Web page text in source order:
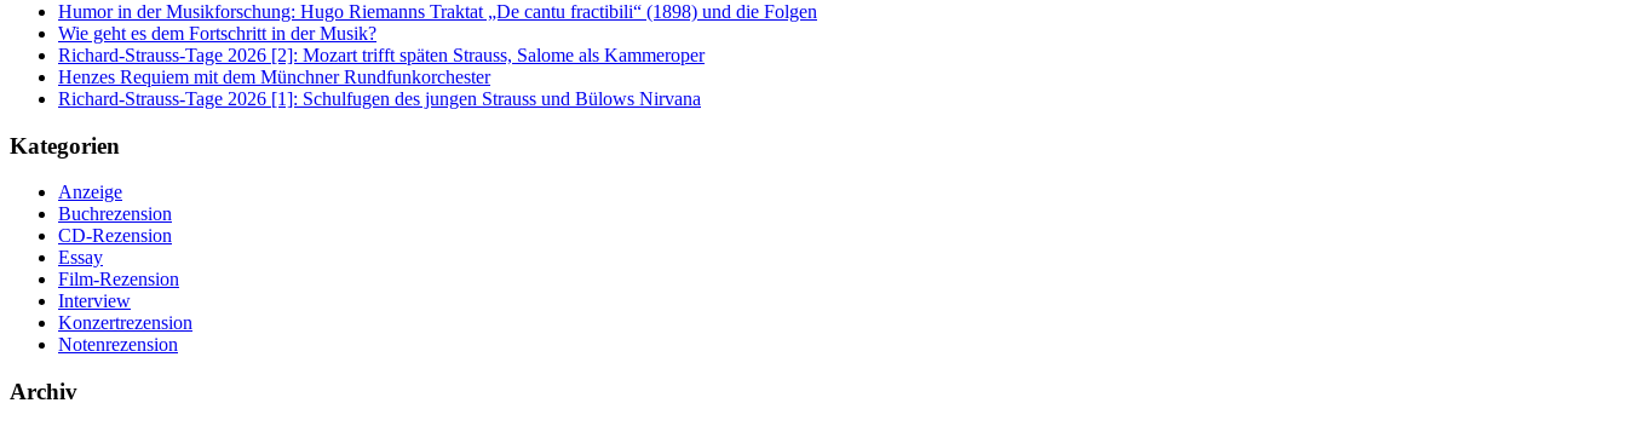
Humor in der Musikforschung: Hugo Riemanns Traktat „De cantu fractibili“ (1898) und die Folgen
Wie geht es dem Fortschritt in der Musik?
Richard-Strauss-Tage 2026 [2]: Mozart trifft späten Strauss, Salome als Kammeroper
Henzes Requiem mit dem Münchner Rundfunkorchester
Richard-Strauss-Tage 2026 [1]: Schulfugen des jungen Strauss und Bülows Nirvana
Kategorien
Anzeige
Buchrezension
CD-Rezension
Essay
Film-Rezension
Interview
Konzertrezension
Notenrezension
Archiv